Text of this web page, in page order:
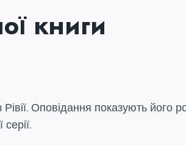
книги
Оповідання показують